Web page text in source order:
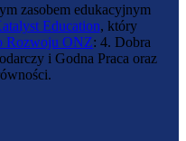
zasobem edukacyjnym
Education, który
Rozwoju ONZ: 4. Dobra
i Godna Praca oraz